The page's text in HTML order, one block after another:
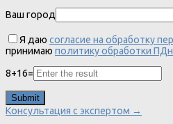
Ваш город
Я даю согласие на обработку
принимаю политику обработки
8+16=
Консультация с экспертом →